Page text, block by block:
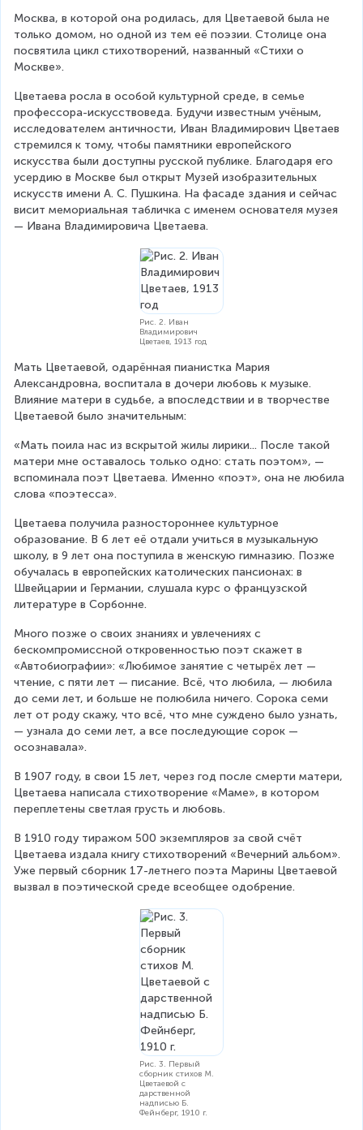
Москва, в которой она родилась, для Цветаевой была не
только домом, но одной из тем её поэзии. Столице она
посвятила цикл стихотворений, названный «Стихи о
Москве».
Цветаева росла в особой культурной среде, в семье
профессора-искусствоведа. Будучи известным учёным,
исследователем античности, Иван Владимирович Цветаев
стремился к тому, чтобы памятники европейского
искусства были доступны русской публике. Благодаря его
усердию в Москве был открыт Музей изобразительных
искусств имени А. С. Пушкина. На фасаде здания и сейчас
висит мемориальная табличка с именем основателя музея
— Ивана Владимировича Цветаева.
Рис. 2. Иван
Владимирович
Цветаев, 1913 год
Мать Цветаевой, одарённая пианистка Мария
Александровна, воспитала в дочери любовь к музыке.
Влияние матери в судьбе, а впоследствии и в творчестве
Цветаевой было значительным:
«Мать поила нас из вскрытой жилы лирики... После такой
матери мне оставалось только одно: стать поэтом», —
вспоминала поэт Цветаева. Именно «поэт», она не любила
слова «поэтесса».
Цветаева получила разностороннее культурное
образование. В 6 лет её отдали учиться в музыкальную
школу, в 9 лет она поступила в женскую гимназию. Позже
обучалась в европейских католических пансионах: в
Швейцарии и Германии, слушала курс о французской
литературе в Сорбонне.
Много позже о своих знаниях и увлечениях с
бескомпромиссной откровенностью поэт скажет в
«Автобиографии»: «Любимое занятие с четырёх лет —
чтение, с пяти лет — писание. Всё, что любила, — любила
до семи лет, и больше не полюбила ничего. Сорока семи
лет от роду скажу, что всё, что мне суждено было узнать,
— узнала до семи лет, а все последующие сорок —
осознавала».
В 1907 году, в свои 15 лет, через год после смерти матери,
Цветаева написала стихотворение «Маме», в котором
переплетены светлая грусть и любовь.
В 1910 году тиражом 500 экземпляров за свой счёт
Цветаева издала книгу стихотворений «Вечерний альбом».
Уже первый сборник 17-летнего поэта Марины Цветаевой
вызвал в поэтической среде всеобщее одобрение.
Рис. 3. Первый
сборник стихов М.
Цветаевой с
дарственной
надписью Б.
Фейнберг, 1910 г.